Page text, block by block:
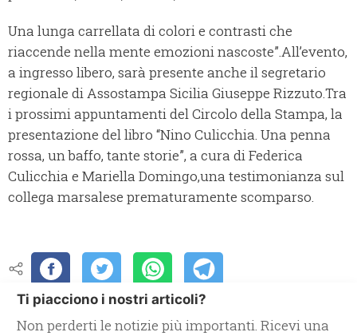
Una lunga carrellata di colori e contrasti che
riaccende nella mente emozioni nascoste”.All’evento,
a ingresso libero, sarà presente anche il segretario
regionale di Assostampa Sicilia Giuseppe Rizzuto.Tra
i prossimi appuntamenti del Circolo della Stampa, la
presentazione del libro “Nino Culicchia. Una penna
rossa, un baffo, tante storie”, a cura di Federica
Culicchia e Mariella Domingo,una testimonianza sul
collega marsalese prematuramente scomparso.
Ti piacciono i nostri articoli?
Non perderti le notizie più importanti. Ricevi una